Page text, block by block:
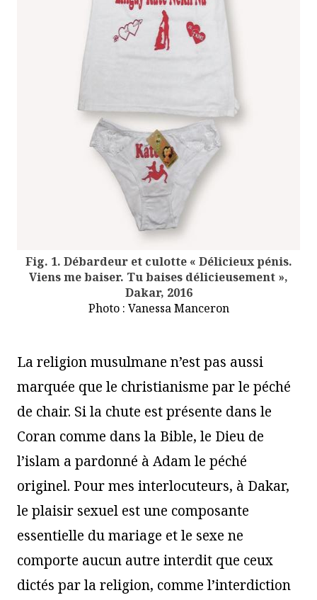
Fig. 1. Débardeur et culotte « Délicieux pénis.
Viens me baiser. Tu baises délicieusement »,
Dakar, 2016
Photo : Vanessa Manceron
La religion musulmane n’est pas aussi
marquée que le christianisme par le péché
de chair. Si la chute est présente dans le
Coran comme dans la Bible, le Dieu de
l’islam a pardonné à Adam le péché
originel. Pour mes interlocuteurs, à Dakar,
le plaisir sexuel est une composante
essentielle du mariage et le sexe ne
comporte aucun autre interdit que ceux
dictés par la religion, comme l’interdiction